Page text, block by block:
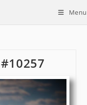
Menu